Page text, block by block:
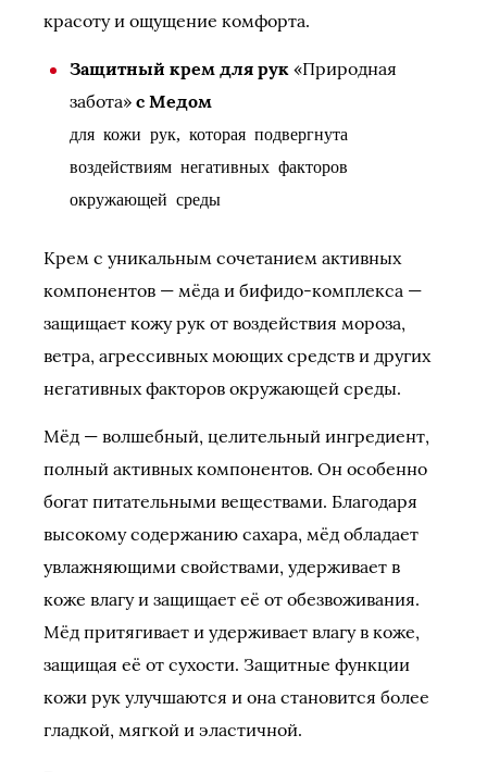
красоту и ощущение комфорта.
Защитный крем для рук «Природная
забота» с Медом
для кожи рук, которая подвергнута
воздействиям негативных факторов
окружающей среды
Крем с уникальным сочетанием активных
компонентов — мёда и бифидо-комплекса —
защищает кожу рук от воздействия мороза,
ветра, агрессивных моющих средств и других
негативных факторов окружающей среды.
Мёд — волшебный, целительный ингредиент,
полный активных компонентов. Он особенно
богат питательными веществами. Благодаря
высокому содержанию сахара, мёд обладает
увлажняющими свойствами, удерживает в
коже влагу и защищает её от обезвоживания.
Мёд притягивает и удерживает влагу в коже,
защищая её от сухости. Защитные функции
кожи рук улучшаются и она становится более
гладкой, мягкой и эластичной.